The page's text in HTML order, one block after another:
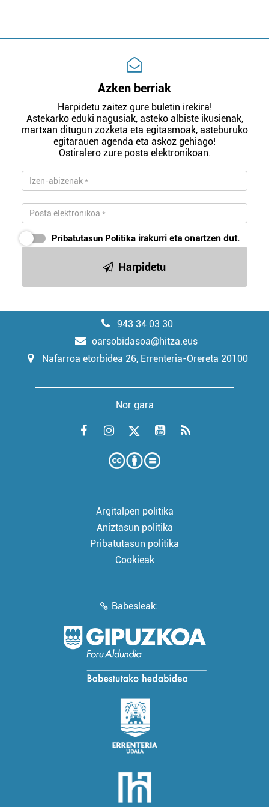
Azken berriak
Harpidetu zaitez gure buletin irekira!
Astekarko eduki nagusiak, asteko albiste ikusienak,
martxan ditugun zozketa eta egitasmoak, asteburuko
egitarauen agenda eta askoz gehiago!
Ostiralero zure posta elektronikoan.
Pribatutasun Politika irakurri eta onartzen dut.
Harpidetu
943 34 03 30
oarsobidasoa@hitza.eus
Nafarroa etorbidea 26, Errenteria-Orereta 20100
Nor gara
Argitalpen politika
Aniztasun politika
Pribatutasun politika
Cookieak
Babesleak: